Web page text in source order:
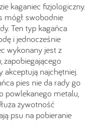
kaganiec fizjologiczny.
mógł swobodnie
Ten typ kagańca
i jednocześnie
wykonany jest z
zapobiegającego
akceptują najchętniej.
pies nie da rady go
powlekanego metalu,
żywotność
psu na pobieranie